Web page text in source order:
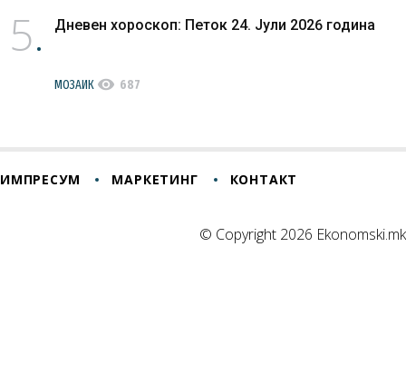
5 Дневен хороскоп: Петок 24. Јули 2026 година
МОЗАИК visibility 687
ИМПРЕСУМ МАРКЕТИНГ КОНТАКТ
© Copyright 2026 Ekonomski.mk